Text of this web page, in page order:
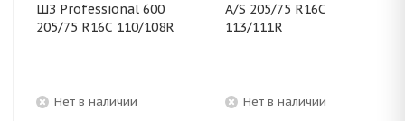
ШЗ Professional 600
205/75 R16C 110/108R
Нет в наличии
A/S 205/75 R16C
113/111R
Нет в наличии